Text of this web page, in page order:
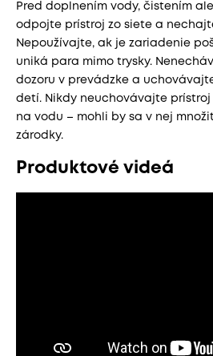
Pred doplnením vody, čistením
odpojte prístroj zo siete a
Nepoužívajte, ak je zariadenie
uniká para mimo trysky.
dozoru v prevádzke a
detí. Nikdy neuchovávajte prístroj
na vodu – mohli by sa v nej
zárodky.
Produktové videá